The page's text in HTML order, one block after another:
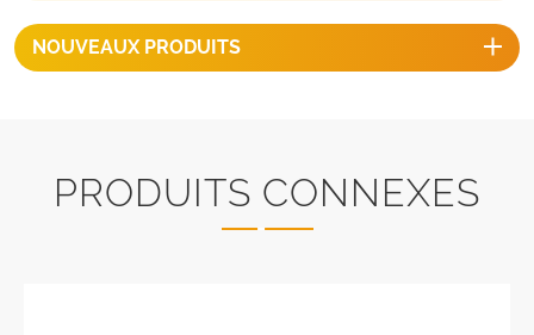
NOUVEAUX PRODUITS
PRODUITS CONNEXES